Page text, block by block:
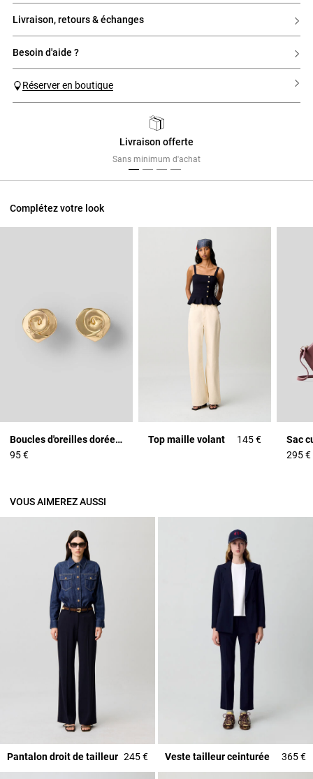
livraison, retours & échanges
besoin d'aide ?
Réserver en boutique
Livraison offerte
Sans minimum d'achat
Complétez votre look
Boucles d'oreilles dorées Claudie
95 €
Top maille volant
145 €
295 €
VOUS AIMEREZ AUSSI
Pantalon droit de tailleur 245 € Veste tailleur ceinturée 365 €